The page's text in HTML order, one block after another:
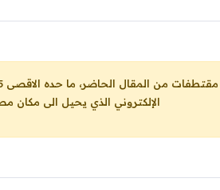
الحاضر، ما حده الاقصى 25% من مجموع المقال، شرط: ذكر اسم المؤلف والناشر ووضع رابط
الإلكتروني الذي يحيل الى مكان